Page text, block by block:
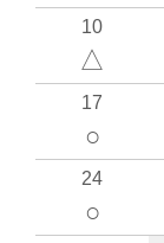
10
△
17
○
24
○